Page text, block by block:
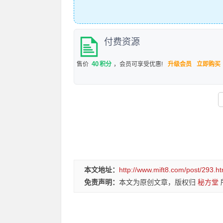
付费资源
售价 40积分 ，会员可享受优惠! 升级会员 立即购买
本文地址： http://www.mift8.com/post/
免责声明： 本文为原创文章，版权归 秘方堂